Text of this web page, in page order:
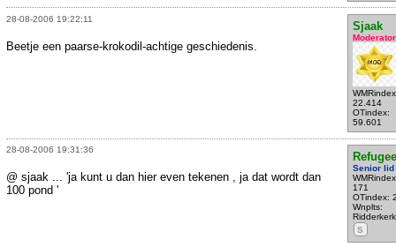
28-08-2006 19:22:11
Sjaak
Moderator
22.414
OTindex:
59.601
Beetje een paarse-krokodil-achtige geschiedenis.
28-08-2006 19:31:36
Refugee
Senior lid
171
OTindex:
Wnplts:
Ridderkerk
S
@ sjaak ... 'ja kunt u dan hier even tekenen , ja dat wordt dan
100 pond '